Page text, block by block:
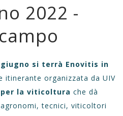
2022 -
giugno si terrà Enovitis in
itinerante organizzata da UIV
la viticoltura che dà
tecnici, viticoltori